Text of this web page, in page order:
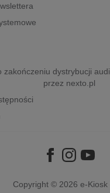
naukowe
zakończeniu dystrybucji
przez nexto.pl
Copyright © 2026 e-Kiosk